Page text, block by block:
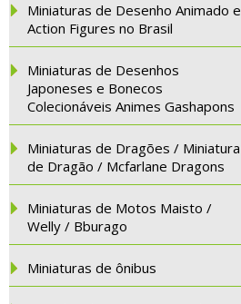
Miniaturas de Desenho Animado e
Action Figures no Brasil
Miniaturas de Desenhos
Japoneses e Bonecos
Colecionáveis Animes Gashapons
Miniaturas de Dragões / Miniatura
de Dragão / Mcfarlane Dragons
Miniaturas de Motos Maisto /
Welly / Bburago
Miniaturas de ônibus